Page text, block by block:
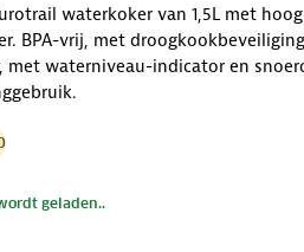
waterkoker van 1,5L met
BPA-vrij, met
met waterniveau-indicator en
geladen..